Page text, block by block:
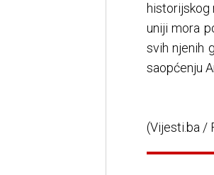
historijskog
uniji mora
svih njenih
saopćenju
(Vijesti.ba /